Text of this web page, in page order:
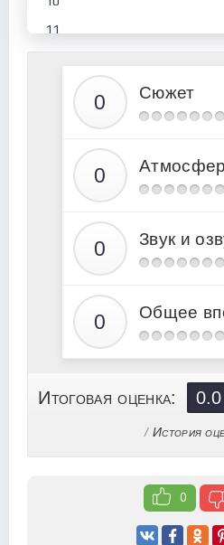
11
24
Сюжет
Звук и
Общее
Итоговая оценка: 0.0
/ История
0